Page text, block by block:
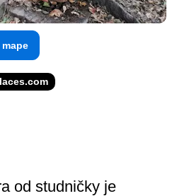
od studničky je